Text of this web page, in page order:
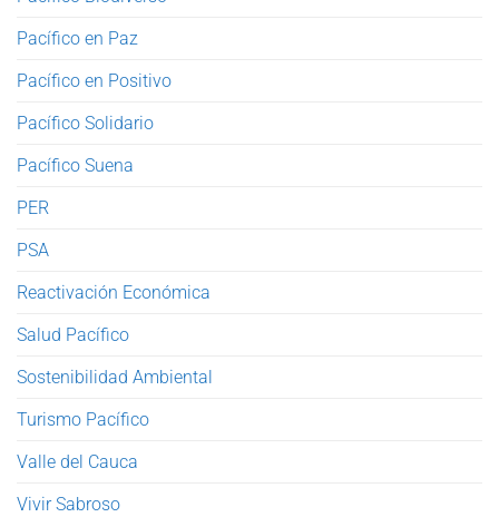
Pacífico en Paz
Pacífico en Positivo
Pacífico Solidario
Pacífico Suena
PER
PSA
Reactivación Económica
Salud Pacífico
Sostenibilidad Ambiental
Turismo Pacífico
Valle del Cauca
Vivir Sabroso